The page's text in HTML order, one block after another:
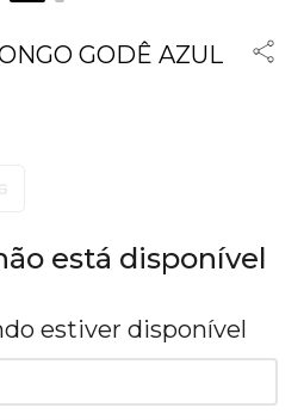
GODÊ AZUL
está disponível
estiver disponível